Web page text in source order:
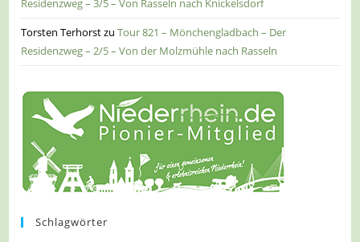
Residenzweg – 3/5 – Von Rasseln nach Knickelsdorf
Torsten TerhorstzuTour 821 – Mönchengladbach – Der
Residenzweg – 2/5 – Von der Molzmühle nach Rasseln
Schlagwörter